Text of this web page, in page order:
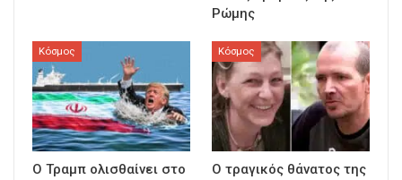
Ρώμης
Κόσμος
Ο Τραμπ ολισθαίνει στο
Κόσμος
Ο τραγικός θάνατος της